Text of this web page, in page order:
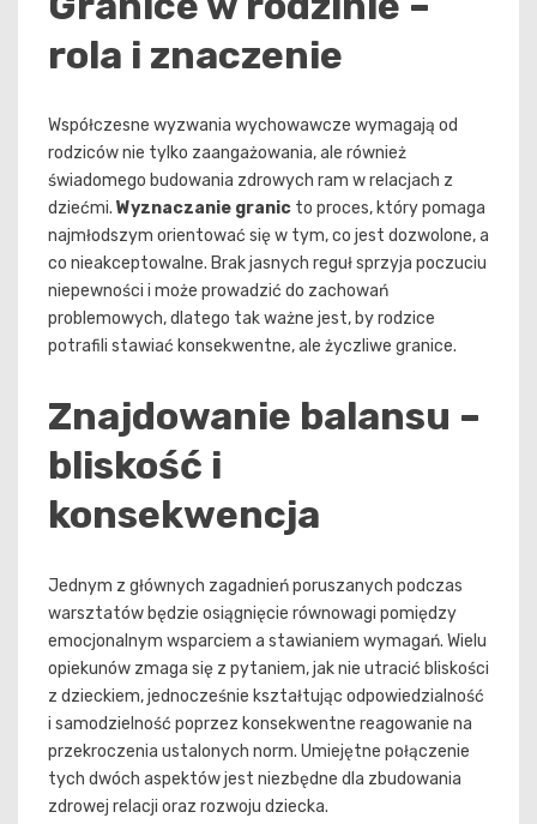
rola i znaczenie
Współczesne wyzwania wychowawcze wymagają od
rodziców nie tylko zaangażowania, ale również
świadomego budowania zdrowych ram w relacjach z
dziećmi. Wyznaczanie granic to proces, który pomaga
najmłodszym orientować się w tym, co jest dozwolone, a
co nieakceptowalne. Brak jasnych reguł sprzyja poczuciu
niepewności i może prowadzić do zachowań
problemowych, dlatego tak ważne jest, by rodzice
potrafili stawiać konsekwentne, ale życzliwe granice.
Znajdowanie balansu –
bliskość i
konsekwencja
Jednym z głównych zagadnień poruszanych podczas
warsztatów będzie osiągnięcie równowagi pomiędzy
emocjonalnym wsparciem a stawianiem wymagań. Wielu
opiekunów zmaga się z pytaniem, jak nie utracić bliskości
z dzieckiem, jednocześnie kształtując odpowiedzialność
i samodzielność poprzez konsekwentne reagowanie na
przekroczenia ustalonych norm. Umiejętne połączenie
tych dwóch aspektów jest niezbędne dla zbudowania
zdrowej relacji oraz rozwoju dziecka.